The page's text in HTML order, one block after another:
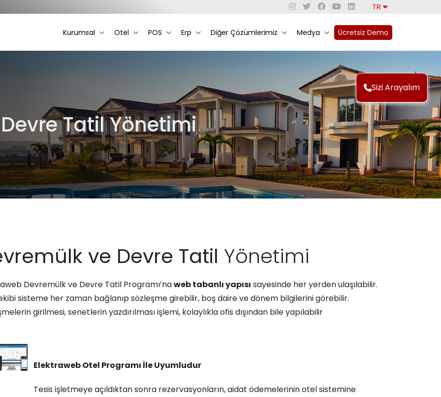
TR
Kurumsal Otel POS Erp Diğer Çözümlerimiz Medya Ücretsiz Demo
Sizi Arayalım
Tatil Yönetimi
ve Devre Tatil Yönetimi
Devremülk ve Devre Tatil Programı’naweb tabanlı yapısı sayesinde her yerden ulaşılabilir.
sisteme her zaman bağlanıp sözleşme girebilir, boş daire ve dönem bilgilerini görebilir.
girilmesi, senetlerin yazdırılması işlemi, kolaylıkla ofis dışından bile yapılabilir
Elektraweb Otel Programı İle Uyumludur
Tesis işletmeye açıldıktan sonra rezervasyonların, aidat ödemelerinin otel sistemine